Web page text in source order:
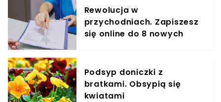
Rewolucja w
przychodniach. Zapiszesz
się online do 8 nowych
Podsyp doniczki z
bratkami. Obsypią się
kwiatami